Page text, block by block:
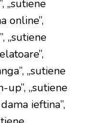
„sutiene
online”,
„sutiene
„sutiene
up”, „sutiene
ieftina”,